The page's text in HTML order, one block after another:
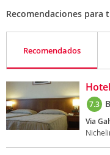
Recomendaciones para
Recomendados
7.3
Via